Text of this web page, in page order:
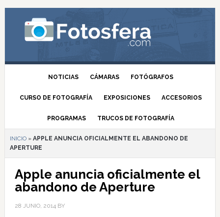
NOTICIAS CÁMARAS FOTÓGRAFOS
CURSO DE FOTOGRAFÍA EXPOSICIONES ACCESORIOS
PROGRAMAS TRUCOS DE FOTOGRAFÍA
INICIO» APPLE ANUNCIA OFICIALMENTE EL ABANDONO DE
APERTURE
Apple anuncia oficialmente el
abandono de Aperture
28 JUNIO, 2014BY